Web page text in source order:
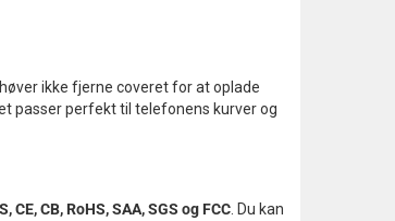
ikke fjerne coveret for at oplade
passer perfekt til telefonens kurver og
CE, CB, RoHS, SAA, SGS og FCC . Du kan